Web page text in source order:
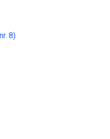
8)